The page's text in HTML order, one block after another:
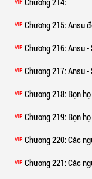
VIP
VIP Chương 215: Ansu đem
VIP Chương 216: Ansu - Sự
VIP Chương 217: Ansu - Sự bối
VIP Chương 218: Bọn họ
VIP Chương 219: Bọn họ
VIP Chương 220: Các ngươi
VIP Chương 221: Các ngươi